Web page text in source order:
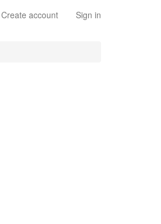
Create account Sign in